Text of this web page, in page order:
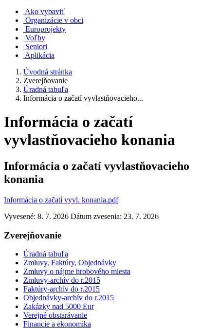
Ako vybaviť
Organizácie v obci
Europrojekty
Voľby
Seniori
Aplikácia
Úvodná stránka
Zverejňovanie
Úradná tabuľa
Informácia o začatí vyvlastňovacieho...
Informácia o začatí
vyvlastňovacieho konania
Informácia o začatí vyvlastňovacieho
konania
Informácia o začatí vyvl. konania.pdf
Vyvesené: 8. 7. 2026 Dátum zvesenia: 23. 7. 2026
Zverejňovanie
Úradná tabuľa
Zmluvy, Faktúry, Objednávky
Zmluvy o nájme hrobového miesta
Zmluvy-archív do r.2015
Faktúry-archív do r.2015
Objednávky-archív do r.2015
Zakázky nad 5000 Eur
Verejné obstarávanie
Financie a ekonomika